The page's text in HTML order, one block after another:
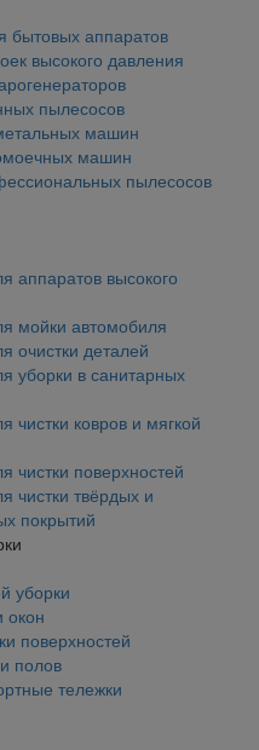
бытовых аппаратов
высокого давления
пылесосов
машин
машин
пылесосов
аппаратов высокого
мойки автомобиля
очистки деталей
уборки в санитарных
ковров и мягкой
поверхностей
чистки твёрдых и
покрытий
уборки
окон
поверхностей
полов
тележки